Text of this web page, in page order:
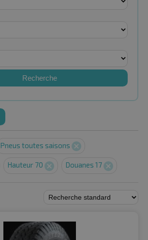
Recherche
Pneus toutes saisons
Hauteur 70 Douanes 17